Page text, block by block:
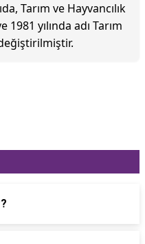
Tarım ve Hayvancılık
yılında adı Tarım